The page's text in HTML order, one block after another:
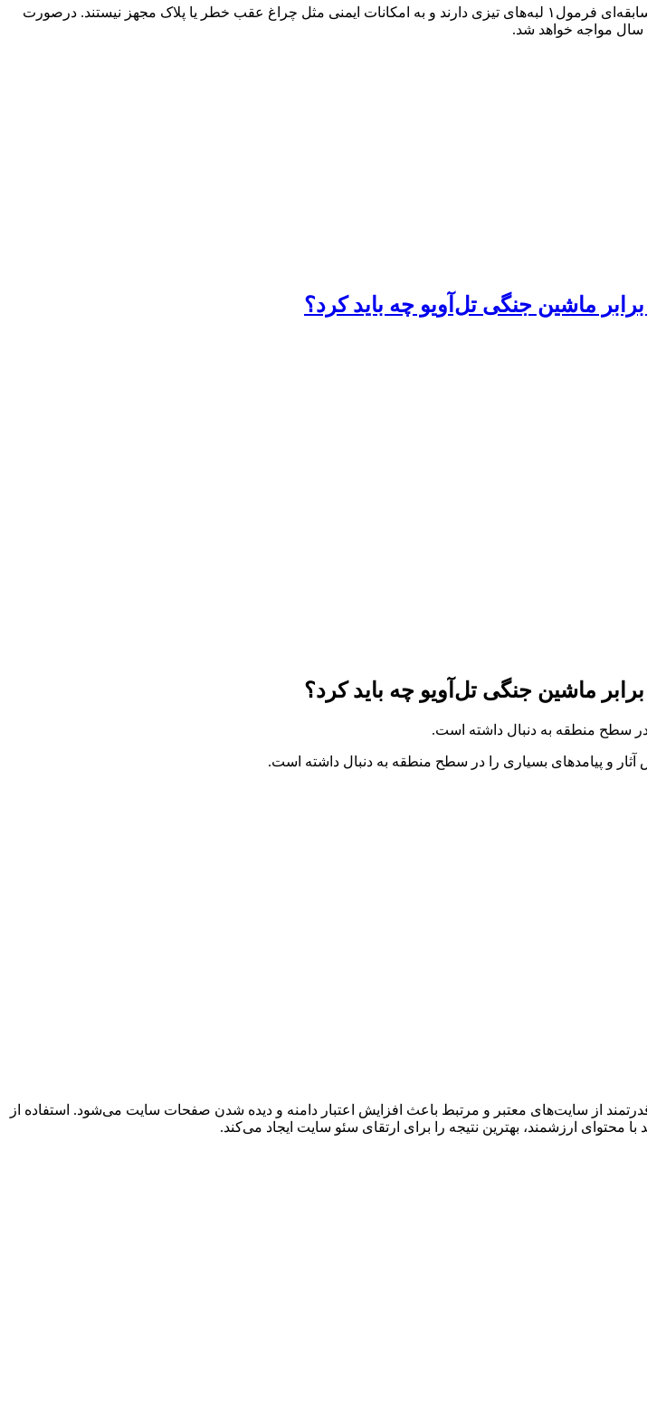
بد نیست بدانید رانندگی با خودروهای مسابقه‌ای در جاده‌های اروپا ممنوع است، زیرا ماشین‌های مسابقه‌ای فرمول۱ لبه‌های تیزی دارند و به امکانات ایمنی مثل چراغ عقب خطر یا پلاک مجهز نیستند. درصورت
ماشین جنگی تل‌آویو چه باید کرد؟
ماشین جنگی تل‌آویو چه باید کرد؟
سطح منطقه به دنبال داشته است.
و پیامدهای بسیاری را در سطح منطقه به دنبال داشته است.
از سایت‌های معتبر و مرتبط باعث افزایش اعتبار دامنه و دیده شدن صفحات سایت می‌شود. استفاده از
ارزشمند، بهترین نتیجه را برای ارتقای سئو سایت ایجاد می‌کند.